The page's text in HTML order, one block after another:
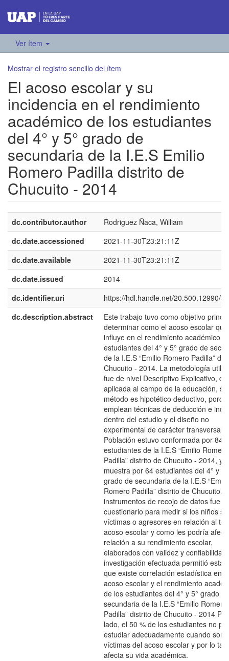
Ver ítem
Mostrar el registro sencillo del ítem
El acoso escolar y su
incidencia en el rendimiento
académico de los estudiantes
del 4° y 5° grado de
secundaria de la I.E.S Emilio
Romero Padilla distrito de
Chucuito - 2014
dc.contributor.author
Rodriguez Ñaca, William
dc.date.accessioned
2021-11-30T23:21:11Z
dc.date.available
2021-11-30T23:21:11Z
dc.date.issued
2014
dc.identifier.uri
https://hdl.handle.net/20.500.12990/
dc.description.abstract
Este trabajo tuvo como objetivo
determinar como el acoso escolar que
influye en el rendimiento académico
estudiantes del 4° y 5° grado de
de la I.E.S “Emilio Romero Padilla”
Chucuito - 2014. La metodología
fue de nivel Descriptivo Explicativo,
aplicada al campo de la educación, su
método es hipotético deductivo,
emplean técnicas de deducción e
dentro del estudio y el diseño no
experimental de carácter transversal.
Población estuvo conformada por 84
estudiantes de la I.E.S “Emilio Romero
Padilla” distrito de Chucuito - 2014, y
muestra por 64 estudiantes del 4° y 5°
grado de secundaria de la I.E.S
Romero Padilla” distrito de Chucuito.
instrumentos de recojo de datos fue
cuestionario para medir si los niños
víctimas o agresores en relación al
acoso escolar y como les podría
relación a su rendimiento escolar,
elaborados con validez y
investigación efectuada permitió
que existe correlación estadística
acoso escolar y el rendimiento
de los estudiantes del 4° y 5° grado de
secundaria de la I.E.S “Emilio Romero
Padilla” distrito de Chucuito - 2014
lado, el 50 % de los estudiantes no
estudiar adecuadamente cuando son
víctimas del acoso escolar y por lo
afecta su vida académica.